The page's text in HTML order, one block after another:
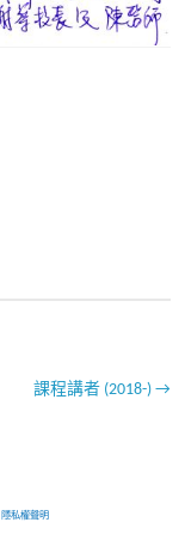
課程講者 (2018-) →
隱私權聲明